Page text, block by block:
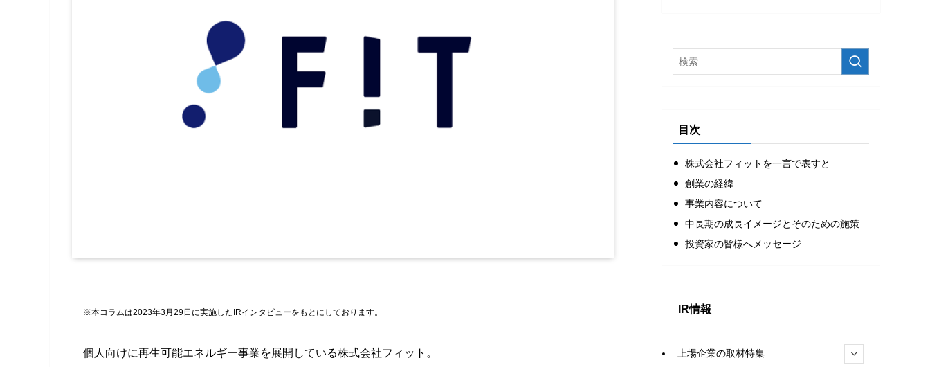
※本コラムは2023年3月29日に実施したIRインタビューをもとにしております。
個人向けに再生可能エネルギー事業を展開している株式会社フィット。
目次
株式会社フィットを一言で表すと
創業の経緯
事業内容について
中長期の成長イメージとそのための施策
投資家の皆様へメッセージ
IR情報
上場企業の取材特集